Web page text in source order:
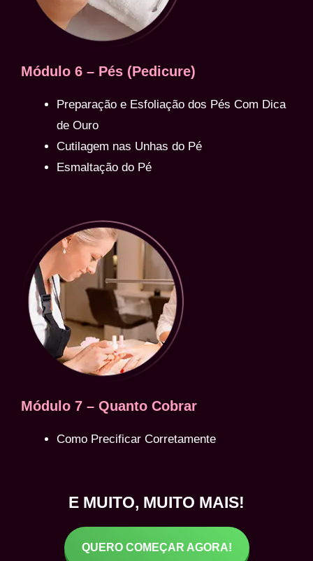
Módulo 6 – Pés (Pedicure)
Preparação e Esfoliação dos Pés Com Dica
de Ouro
Cutilagem nas Unhas do Pé
Esmaltação do Pé
Módulo 7 – Quanto Cobrar
Como Precificar Corretamente
E MUITO, MUITO MAIS!
QUERO COMEÇAR AGORA!